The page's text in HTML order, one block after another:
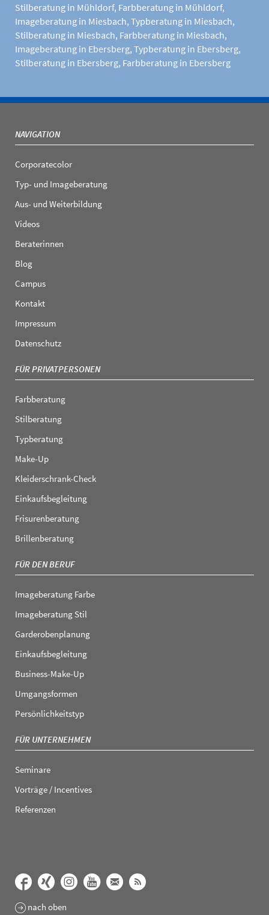
Stilberatung in Mühldorf, Farbberatung in Mühldorf,
Imageberatung in Miesbach, Typberatung in Miesbach,
Stilberatung in Miesbach, Farbberatung in Miesbach,
Imageberatung in Ebersberg, Typberatung in Ebersberg,
Stilberatung in Ebersberg, Farbberatung in Ebersberg
NAVIGATION
Corporatecolor
Typ- und Imageberatung
Aus- und Weiterbildung
Videos
Beraterinnen
Blog
Campus
Kontakt
Impressum
Datenschutz
FÜR PRIVATPERSONEN
Farbberatung
Stilberatung
Typberatung
Make-Up
Kleiderschrank-Check
Einkaufsbegleitung
Frisurenberatung
Brillenberatung
FÜR DEN BERUF
Imageberatung Farbe
Imageberatung Stil
Garderobenplanung
Einkaufsbegleitung
Business-Make-Up
Umgangsformen
Persönlichkeitstyp
FÜR UNTERNEHMEN
Seminare
Vorträge / Incentives
Referenzen
nach oben